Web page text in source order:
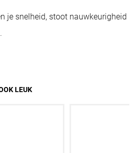
je snelheid, stoot nauwkeurigheid
LEUK